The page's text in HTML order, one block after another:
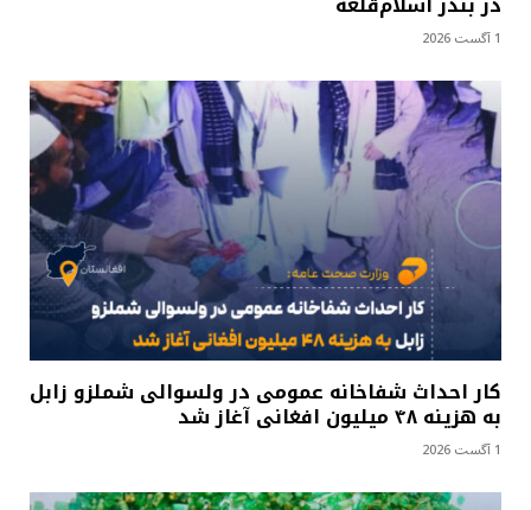
1 آگست 2026
کار احداث شفاخانه عمومی در ولسوالی شملزو زابل
به هزینه ۴۸ میلیون افغانی آغاز شد
1 آگست 2026